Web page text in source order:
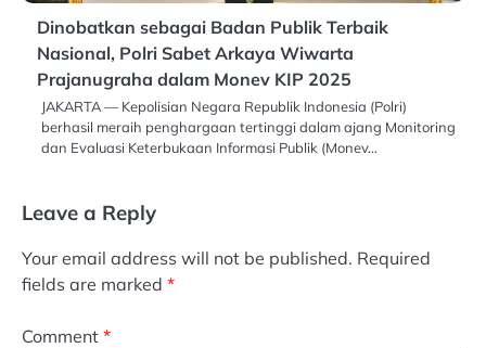
Dinobatkan sebagai Badan Publik Terbaik
Nasional, Polri Sabet Arkaya Wiwarta
Prajanugraha dalam Monev KIP 2025
JAKARTA — Kepolisian Negara Republik Indonesia (Polri)
berhasil meraih penghargaan tertinggi dalam ajang Monitoring
dan Evaluasi Keterbukaan Informasi Publik (Monev…
Leave a Reply
Your email address will not be published. Required
fields are marked *
Comment *